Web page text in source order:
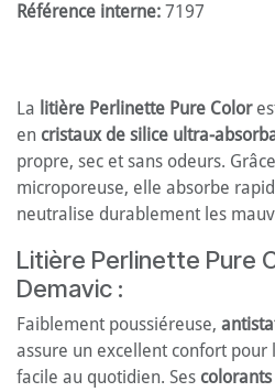
Référence interne: 7197
La litière Perlinette Pure Color
en cristaux de silice ultra-
propre, sec et sans odeurs.
microporeuse, elle absorbe
neutralise durablement les
Litière Perlinette Pure
Demavic :
Faiblement poussiéreuse,
assure un excellent confort
facile au quotidien. Ses